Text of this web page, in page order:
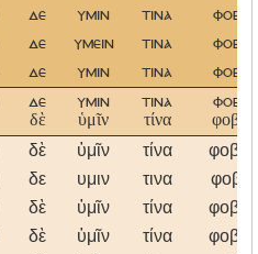
δε υμιν τινα
δε υμειν τινα
δε υμιν τινα
δε
δὲ
υμιν
ὑμῖν
τινα
τίνα
δὲ ὑμῖν τίνα
δε υμιν τινα
δὲ ὑμῖν τίνα
δὲ ὑμῖν τίνα